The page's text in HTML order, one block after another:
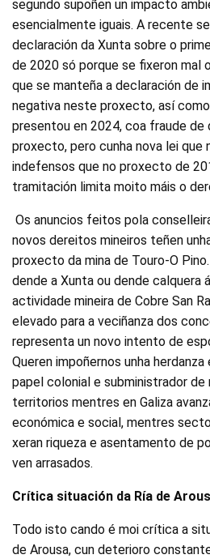
segundo supoñen un impacto
esencialmente iguais. A recente
declaración da Xunta sobre o
de 2020 só porque se fixeron mal
que se manteña a declaración de
negativa neste proxecto, así como
presentou en 2024, coa fraude de
proxecto, pero cunha nova lei que
indefensos que no proxecto de
tramitación limita moito máis o
Os anuncios feitos pola
novos dereitos mineiros teñen
proxecto da mina de Touro-O
dende a Xunta ou dende calquera
actividade mineira de Cobre San
elevado para a veciñanza dos
representa un novo intento de
Queren impoñernos unha
papel colonial e subministrador de
territorios mentres en Galiza
económica e social, mentres
xeran riqueza e asentamento de
ven arrasados.
Crítica situación da Ría de
Todo isto cando é moi crítica a
de Arousa, cun deterioro